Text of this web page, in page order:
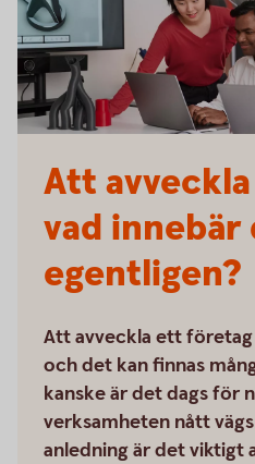
Att
vad innebär
egentligen?
Att avveckla ett
och det kan finnas
kanske är det dags för
verksamheten nått
anledning är det viktigt